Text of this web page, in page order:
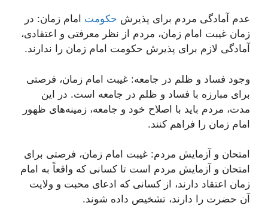
عدم آمادگی مردم برای پذیرش حکومت امام زمان: در
زمان غیبت امام زمان، مردم از نظر معرفتی و اعتقادی،
آمادگی لازم برای پذیرش حکومت امام زمان را ندارند.
وجود فساد و ظلم در جامعه: غیبت امام زمان، فرصتی
برای مبارزه با فساد و ظلم در جامعه است. در این
مدت، مردم باید با اصلاح خود و جامعه، زمینه‌های ظهور
امام زمان را فراهم کنند.
امتحان و آزمایش مردم: غیبت امام زمان، فرصتی برای
امتحان و آزمایش مردم است تا کسانی که واقعاً به امام
زمان اعتقاد دارند، از کسانی که ادعای محبت و ولایت
آن حضرت را دارند، تشخیص داده شوند.